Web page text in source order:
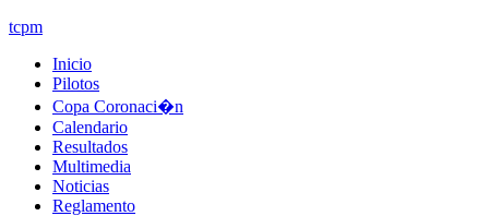
tcpm
Inicio
Pilotos
Copa Coronaci�n
Calendario
Resultados
Multimedia
Noticias
Reglamento